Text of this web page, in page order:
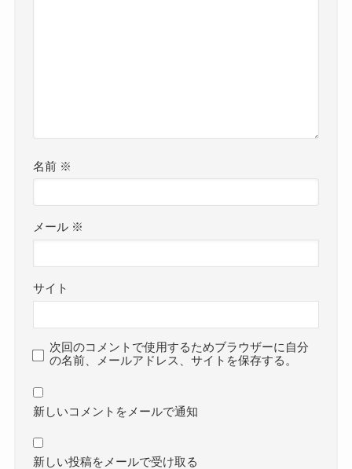
名前 ※
メール ※
サイト
次回のコメントで使用するためブラウザーに自分
の名前、メールアドレス、サイトを保存する。
新しいコメントをメールで通知
新しい投稿をメールで受け取る